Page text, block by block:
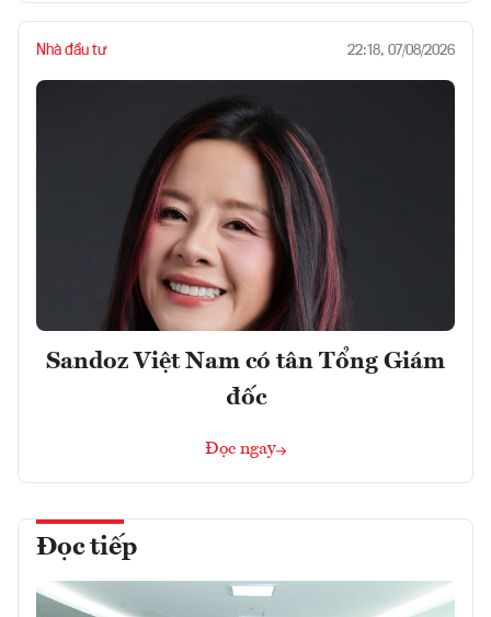
Nhà đầu tư 22:18, 07/08/2026
Sandoz Việt Nam có tân Tổng Giám
đốc
Đọc ngay
Đọc tiếp